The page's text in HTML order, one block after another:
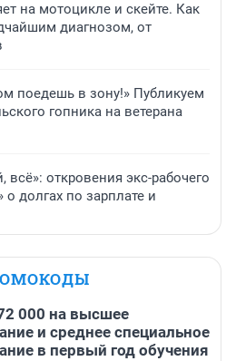
на мотоцикле и скейте. Как
диагнозом, от
поедешь в зону!» Публикуем
гопника на ветерана
всё»: откровения экс-рабочего
долгах по зарплате и
000 на высшее
и среднее специальное
в первый год обучения